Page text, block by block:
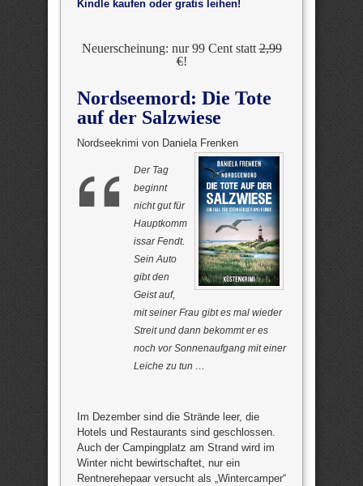
Kindle kaufen oder gratis leihen!
Neuerscheinung: nur 99 Cent statt2,99
€!
Nordseemord: Die Tote
auf der Salzwiese
Nordseekrimi von Daniela Frenken
Der Tag
beginnt
nicht gut für
Hauptkomm
issar Fendt.
Sein Auto
gibt den
Geist auf,
mit seiner Frau gibt es mal wieder
Streit und dann bekommt er es
noch vor Sonnenaufgang mit einer
Leiche zu tun …
Im Dezember sind die Strände leer, die
Hotels und Restaurants sind geschlossen.
Auch der Campingplatz am Strand wird im
Winter nicht bewirtschaftet, nur ein
Rentnerehepaar versucht als „Wintercamper“